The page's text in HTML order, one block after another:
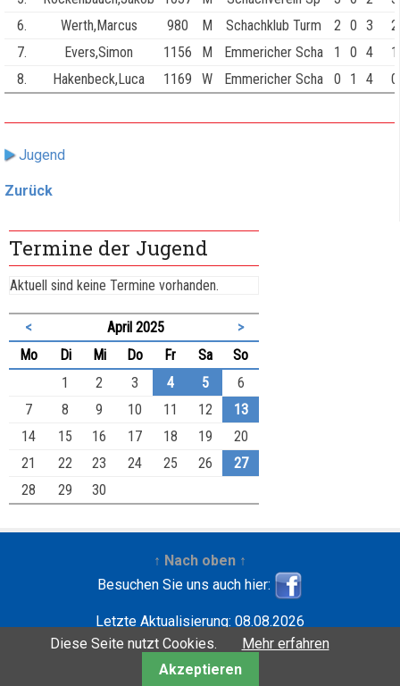
6.
Werth,Marcus 980 M Schachklub Turm 2 0 3
7.
Evers,Simon 1156 M Emmericher Scha 1 0 4
8.
Hakenbeck,Luca 1169 W Emmericher Scha 0 1 4
Jugend
Zurück
Termine der Jugend
Aktuell sind keine Termine vorhanden.
< April 2025
>
Montag Dienstag
Mittwoch
Donnerstag
FreitagSamstag
Sonntag
1
2 3 4 5
6
7
8 9 10 11 12
13
14
15 16 17 18 19
20
21
22 23 24 25 26
27
28
29 30
↑ Nach oben ↑
Besuchen Sie uns auch hier:
Letzte Aktualisierung: 08.08.2026
Entwickelt mit
| Copyright ©2001-2026
Krebbers
Diese Seite nutzt Cookies.
Mehr erfahren
Akzeptieren